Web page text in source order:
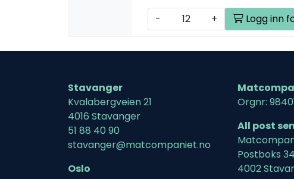
-
+ Logg inn
Stavanger
Kvalabergveien 21
4016 Stavanger
51 88 40 90
stavanger@matcompaniet.no
Oslo
Orgnr:
All post
Postboks
4002